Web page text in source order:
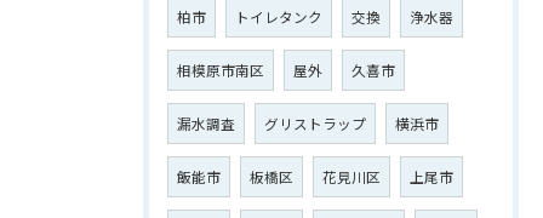
柏市 トイレタンク 交換 浄水器
相模原市南区 屋外 久喜市
漏水調査 グリストラップ 横浜市
飯能市 板橋区 花見川区 上尾市